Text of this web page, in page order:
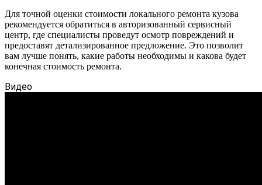
Для точной оценки стоимости локального ремонта кузова
рекомендуется обратиться в авторизованный сервисный
центр, где специалисты проведут осмотр повреждений и
предоставят детализированное предложение. Это позволит
вам лучше понять, какие работы необходимы и какова будет
конечная стоимость ремонта.
Видео